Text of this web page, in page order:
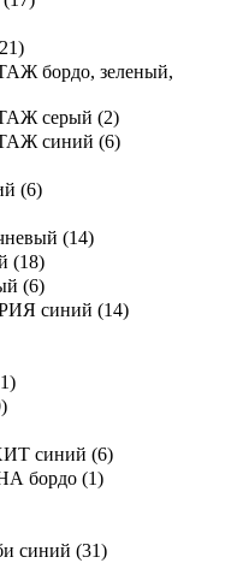
21)
бордо, зеленый,
серый (2)
синий (6)
(6)
(14)
(18)
(6)
синий (14)
)
)
синий (6)
бордо (1)
синий (31)